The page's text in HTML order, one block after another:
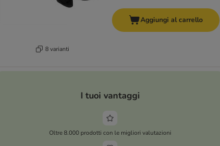
8 varianti
Aggiungi al carrello
I tuoi vantaggi
Oltre 8.000 prodotti con le migliori valutazioni